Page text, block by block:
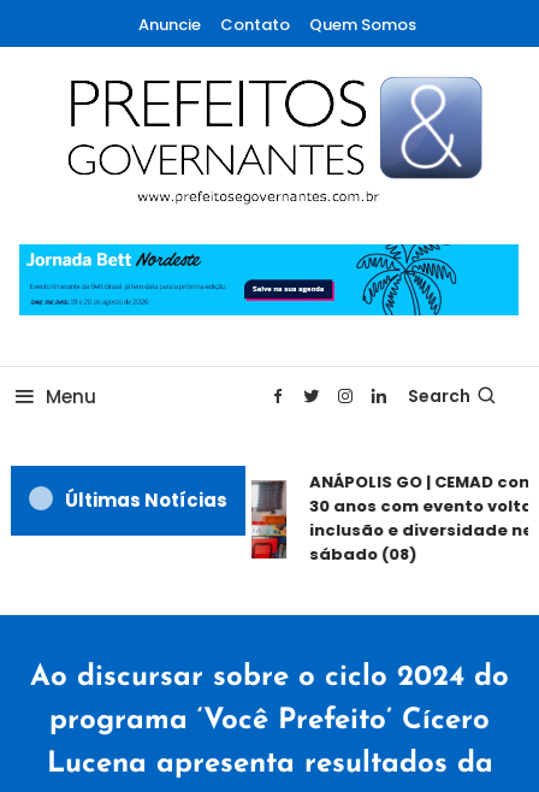
To
Content
Anuncie Contato Quem Somos
Prefeitos & Governantes
Menu Search
Últimas Notícias
ANÁPOLIS GO | CEMAD
30 anos com evento
inclusão e diversidade
sábado (08)
Ao discursar sobre o ciclo 2024 do
programa ‘Você Prefeito’ Cícero
Lucena apresenta resultados da